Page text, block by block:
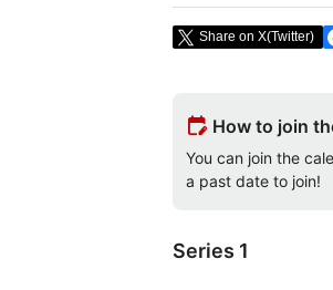
Share on X(Twitter)
edit_calendar How to join
You can join the
a past date to join!
Series 1